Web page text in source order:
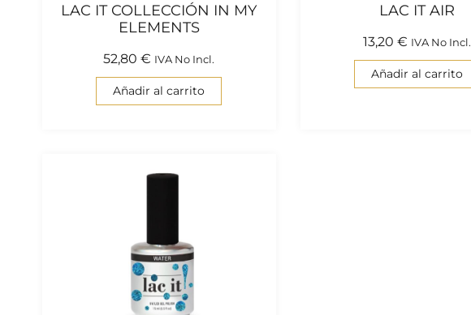
LAC IT COLLECCIÓN IN MY
ELEMENTS
52,80€ IVA No Incl.
Añadir al carrito
LAC IT AIR
13,20 € IVA No Incl.
Añadir al carrito